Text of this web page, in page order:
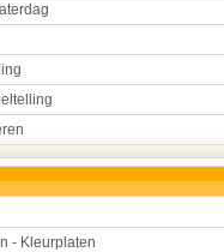
- Kleurplaten